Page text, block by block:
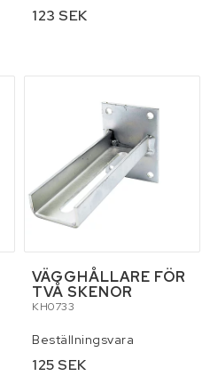
123 SEK
VÄGGHÅLLARE FÖR
TVÅ SKENOR
KH0733
Beställningsvara
125 SEK